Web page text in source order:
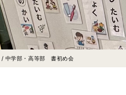
/ 中学部・高等部 書初め会